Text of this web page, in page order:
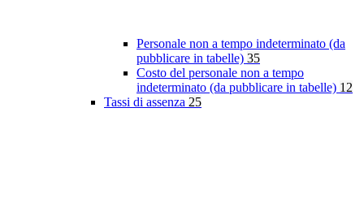
Personale non a tempo indeterminato (da
pubblicare in tabelle) 35
Costo del personale non a tempo
indeterminato (da pubblicare in tabelle) 12
Tassi di assenza 25